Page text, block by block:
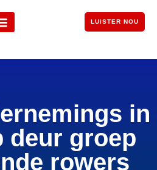
LUISTER NOU
in
deur groep
rowers